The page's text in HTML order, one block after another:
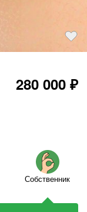
280 000 ₽
Собственник